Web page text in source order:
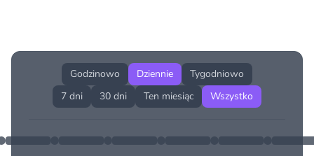
Godzinowo Dziennie
Tygodniowo
7 dni
30 dni Ten miesiąc Wszystko